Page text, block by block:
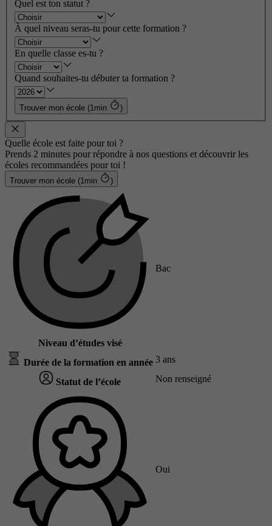
Quel est ton statut ?
À quel niveau seras-tu pour cette formation ?
En quelle classe es-tu ?
Quand souhaites-tu débuter ta formation ?
Trouver mon école (1min )
Quelle école est faite pour toi ?
Prends 2 minutes pour répondre à nos questions et découvrir les
écoles recommandées pour toi !
Trouver mon école (1min )
Niveau d’études visé
Bac
Durée de la formation en année 3 ans
Statut de l’école Non renseigné
Oui